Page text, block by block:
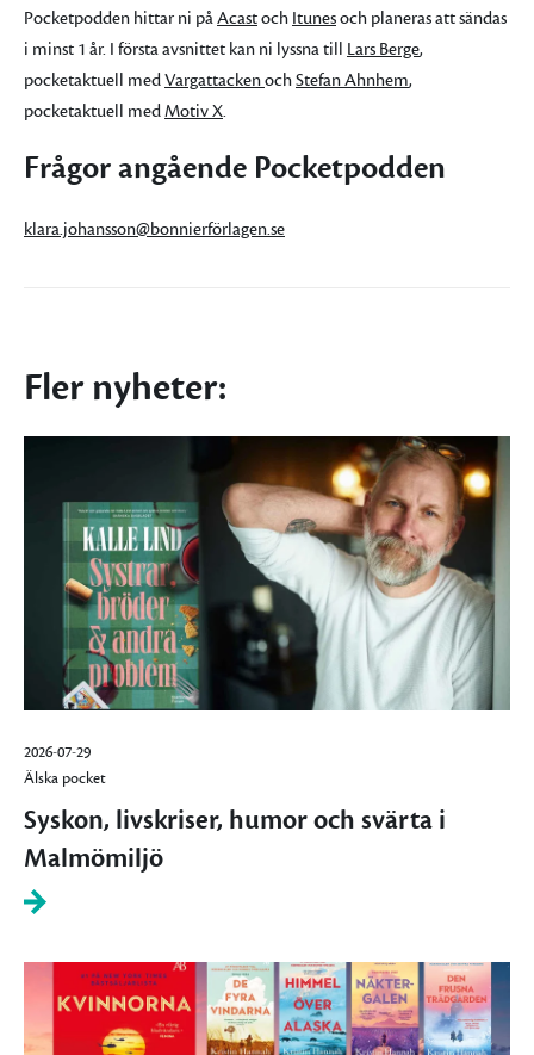
Pocketpodden hittar ni påAcastoch Itunesoch planeras att sändas
i minst 1 år. I första avsnittet kan ni lyssna till Lars Berge,
pocketaktuell medVargattackenochStefan Ahnhem,
pocketaktuell medMotiv X.
Frågor angående Pocketpodden
klara.johansson@bonnierförlagen.se
Fler nyheter:
2026-07-29
Älska pocket
Syskon, livskriser, humor och svärta i
Malmömiljö